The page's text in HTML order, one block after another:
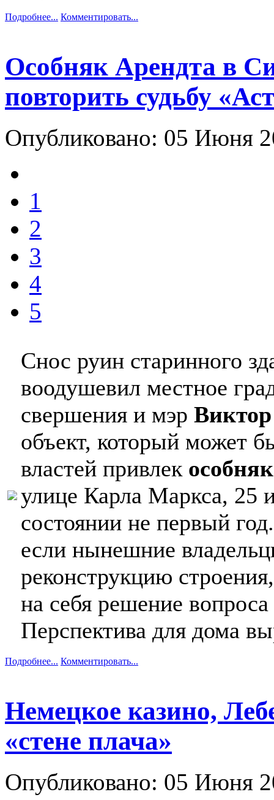
Подробнее... Комментировать...
Особняк Арендта в
повторить судьбу
Опубликовано: 05 Июня
1
2
3
4
5
Снос руин старинного
воодушевил местное
свершения и мэр
объект, который может
властей привлек
улице Карла Маркса, 25
состоянии не первый
если нынешние
реконструкцию
на себя решение
Перспектива для дома
Подробнее... Комментировать...
Немецкое казино,
«стене плача»
Опубликовано: 05 Июня